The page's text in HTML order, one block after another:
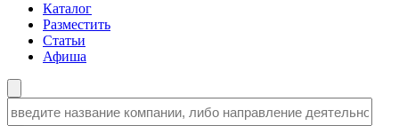
Каталог
Разместить
Статьи
Афиша